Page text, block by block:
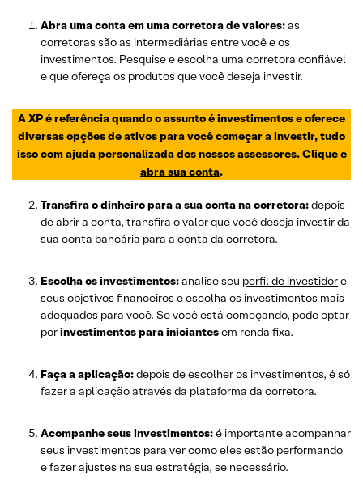
Abra uma conta em uma corretora de valores:as
corretoras são as intermediárias entre você e os
investimentos. Pesquise e escolha uma corretora confiável
e que ofereça os produtos que você deseja investir.
A XP é referência quando o assunto é investimentos e oferece
diversas opções de ativos para você começar a investir, tudo
isso com ajuda personalizada dos nossos assessores.Clique e
abra sua conta.
Transfira o dinheiro para a sua conta na corretora:depois
de abrir a conta, transfira o valor que você deseja investir da
sua conta bancária para a conta da corretora.
Escolha os investimentos:analise seu perfil de investidore
seus objetivos financeiros e escolha os investimentos mais
adequados para você. Se você está começando, pode optar
porinvestimentos para iniciantesem renda fixa.
Faça a aplicação:depois de escolher os investimentos, é só
fazer a aplicação através da plataforma da corretora.
Acompanhe seus investimentos:é importante acompanhar
seus investimentos para ver como eles estão performando
e fazer ajustes na sua estratégia, se necessário.